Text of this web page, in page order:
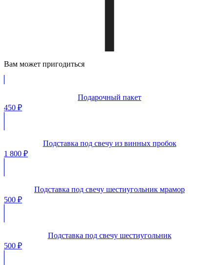
Вам может пригодиться
Подарочный пакет
450 ₽
Подставка под свечу из винных пробок
1 800 ₽
Подставка под свечу шестиугольник мрамор
500 ₽
Подставка под свечу шестиугольник
500 ₽